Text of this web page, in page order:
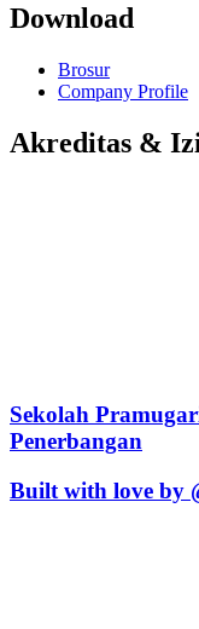
Download
Brosur
Company Profile
Akreditas &
Sekolah
Penerbangan
Built with love by